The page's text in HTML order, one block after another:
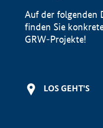
Auf der folgenden
finden Sie
GRW-Projekte!
LOS GEHT'S